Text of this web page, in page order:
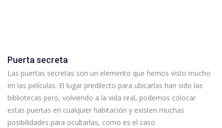
Puerta secreta
Las puertas secretas son un elemento que hemos visto mucho
en las películas. El lugar predilecto para ubicarlas han sido las
bibliotecas pero, volviendo a la vida real, podemos colocar
estas puertas en cualquier habitación y existen muchas
posibilidades para ocultarlas, como es el caso